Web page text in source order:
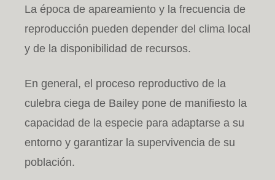
La época de apareamiento y la frecuencia de
reproducción pueden depender del clima local
y de la disponibilidad de recursos.
En general, el proceso reproductivo de la
culebra ciega de Bailey pone de manifiesto la
capacidad de la especie para adaptarse a su
entorno y garantizar la supervivencia de su
población.